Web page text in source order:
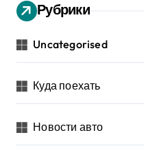
Рубрики
Uncategorised
Куда поехать
Новости авто